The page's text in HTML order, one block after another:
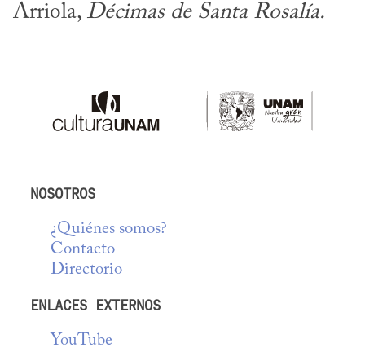
Arriola, Décimas de Santa Rosalía.
NOSOTROS
¿Quiénes somos?
Contacto
Directorio
ENLACES EXTERNOS
YouTube